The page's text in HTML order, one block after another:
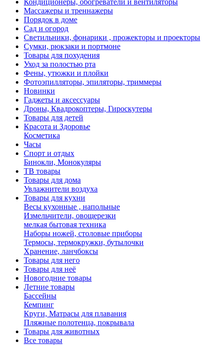
Кондиционеры, обогреватели и вентиляторы
Массажеры и треннажеры
Порядок в доме
Сад и огород
Светильники, фонарики , прожекторы и проекторы
Сумки, рюкзаки и портмоне
Товары для похудения
Уход за полостью рта
Фены, утюжки и плойки
Фотоэпилляторы, эпиляторы, триммеры
Новинки
Гаджеты и аксессуары
Дроны, Квадрокоптеры, Гироскутеры
Товары для детей
Красота и Здоровье
Косметика
Часы
Спорт и отдых
Бинокли, Монокуляры
ТВ товары
Товары для дома
Увлажнители воздуха
Товары для кухни
Весы кухонные , напольные
Измельчители, овощерезки
мелкая бытовая техника
Наборы ножей, столовые приборы
Термосы, термокружки, бутылочки
Хранение, ланчбоксы
Товары для него
Товары для неё
Новогодние товары
Летние товары
Бассейны
Кемпинг
Круги, Матрасы для плавания
Пляжные полотенца, покрывала
Товары для животных
Все товары